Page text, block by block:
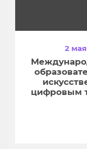
2
цифровым